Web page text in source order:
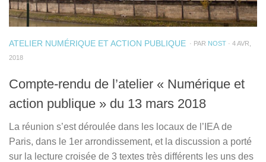
ATELIER NUMÉRIQUE ET ACTION PUBLIQUE · PAR NOST · 4 AVR,
2018
Compte-rendu de l’atelier « Numérique et
action publique » du 13 mars 2018
La réunion s’est déroulée dans les locaux de l’IEA de
Paris, dans le 1er arrondissement, et la discussion a porté
sur la lecture croisée de 3 textes très différents les uns des